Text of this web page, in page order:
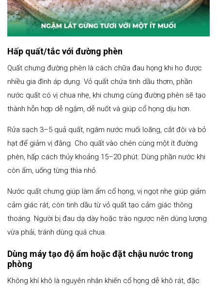
Hấp quất/tắc với đường phèn
Quất chưng đường phèn là cách chữa đau họng khi ho được
nhiều gia đình áp dụng. Vỏ quất chứa tinh dầu thơm, phần
nước quất có vị chua nhẹ, khi chưng cùng đường phèn sẽ tạo
thành hỗn hợp dễ ngậm, dễ nuốt và giúp cổ họng dịu hơn.
Rửa sạch 3–5 quả quất, ngâm nước muối loãng, cắt đôi và bỏ
hạt để giảm vị đắng. Cho quất vào chén cùng một ít đường
phèn, hấp cách thủy khoảng 15–20 phút. Dùng phần nước khi
còn ấm, uống từng thìa nhỏ.
Nước quất chưng giúp làm ẩm cổ họng, vị ngọt nhẹ giúp giảm
cảm giác rát, còn tinh dầu từ vỏ quất tạo cảm giác thông
thoáng. Người bị đau dạ dày hoặc trào ngược nên dùng lượng
vừa phải, tránh dùng quá chua.
Dùng máy tạo độ ẩm hoặc đặt chậu nước trong
phòng
Không khí khô là nguyên nhân khiến cổ họng dễ khô rát, đặc